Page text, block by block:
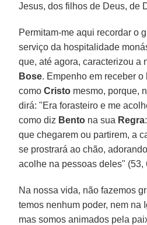
Jesus, dos filhos de Deus, de
Permitam-me aqui recordar o
serviço da hospitalidade
que, até agora, caracterizou a
Bose. Empenho em receber o
comoCristo mesmo, porque,
dirá: "Era forasteiro e me
como diz Bento na sua Regra
que chegarem ou partirem, a
se prostrará ao chão,
acolhe na pessoas deles" (53,
Na nossa vida, não fazemos
temos nenhum poder, nem na
mas somos animados pela